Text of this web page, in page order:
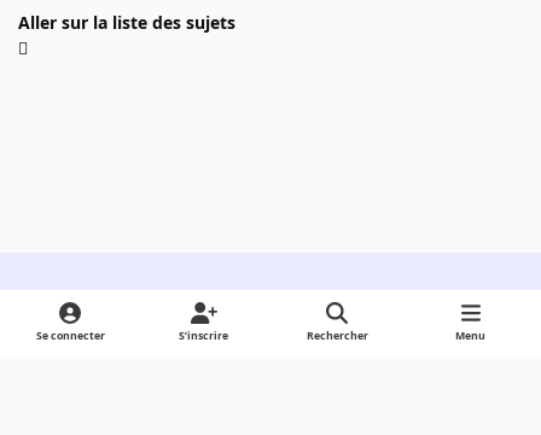
Aller sur la liste des sujets
Light ModeDark ModeSystem Preference
Se connecter S’inscrire Rechercher Menu